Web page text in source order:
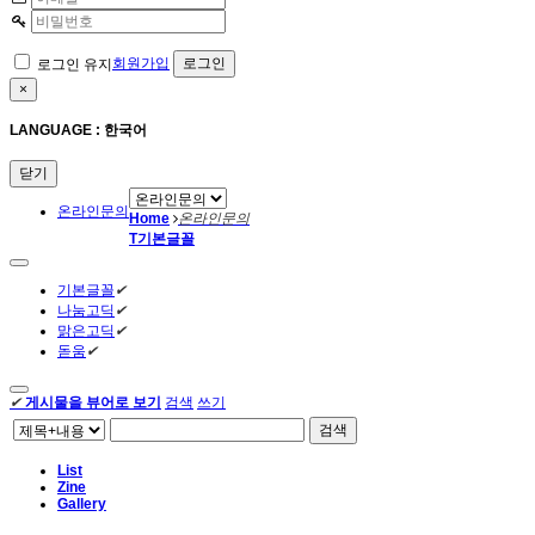
로그인 유지회원가입
×
LANGUAGE : 한국어
닫기
온라인문의Home 온라인문의
T기본글꼴
기본글꼴 ✔
나눔고딕 ✔
맑은고딕 ✔
돋움 ✔
✔ 게시물을 뷰어로 보기 검색 쓰기
검색
List
Zine
Gallery